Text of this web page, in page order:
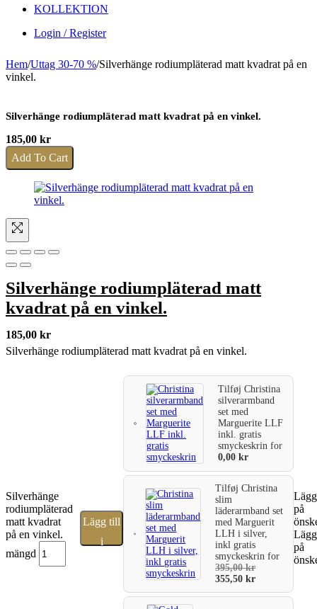
KOLLEKTION
Login / Register
Hem/Uttag 30-70 %/Silverhänge rodiumpläterad matt kvadrat på en
vinkel.
Silverhänge rodiumpläterad matt kvadrat på en vinkel.
185,00 kr
Add To Cart
Silverhänge rodiumpläterad matt
kvadrat på en vinkel.
185,00 kr
Silverhänge rodiumpläterad matt kvadrat på en vinkel.
Silverhänge
rodiumpläterad
matt kvadrat
på en vinkel.
mängd
Lägg till
i
TilføjChristina
silverarmband
set med
Marguerite LLF
inkl. gratis
smyckeskrinfor
0,00kr
TilføjChristina
slim
läderarmband set
med Marguerit
LLH i silver,
inkl gratis
smyckeskrinfor
395,00kr
355,50kr
på
på